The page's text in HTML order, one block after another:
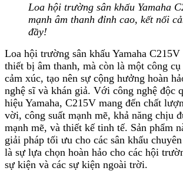
Loa hội trường sân khấu Yamaha
mạnh âm thanh đỉnh cao, kết nối
đầy!
Loa hội trường sân khấu Yamaha
thiết bị âm thanh, mà còn là một công
cảm xúc, tạo nên sự cộng hưởng hoàn
nghệ sĩ và khán giả. Với công nghệ độc
hiệu Yamaha, C215V mang đến chất
vời, công suất mạnh mẽ, khả năng chịu
mạnh mẽ, và thiết kế tinh tế. Sản phẩm
giải pháp tối ưu cho các sân khấu
là sự lựa chọn hoàn hảo cho các hội
sự kiện và các sự kiện ngoài trời.